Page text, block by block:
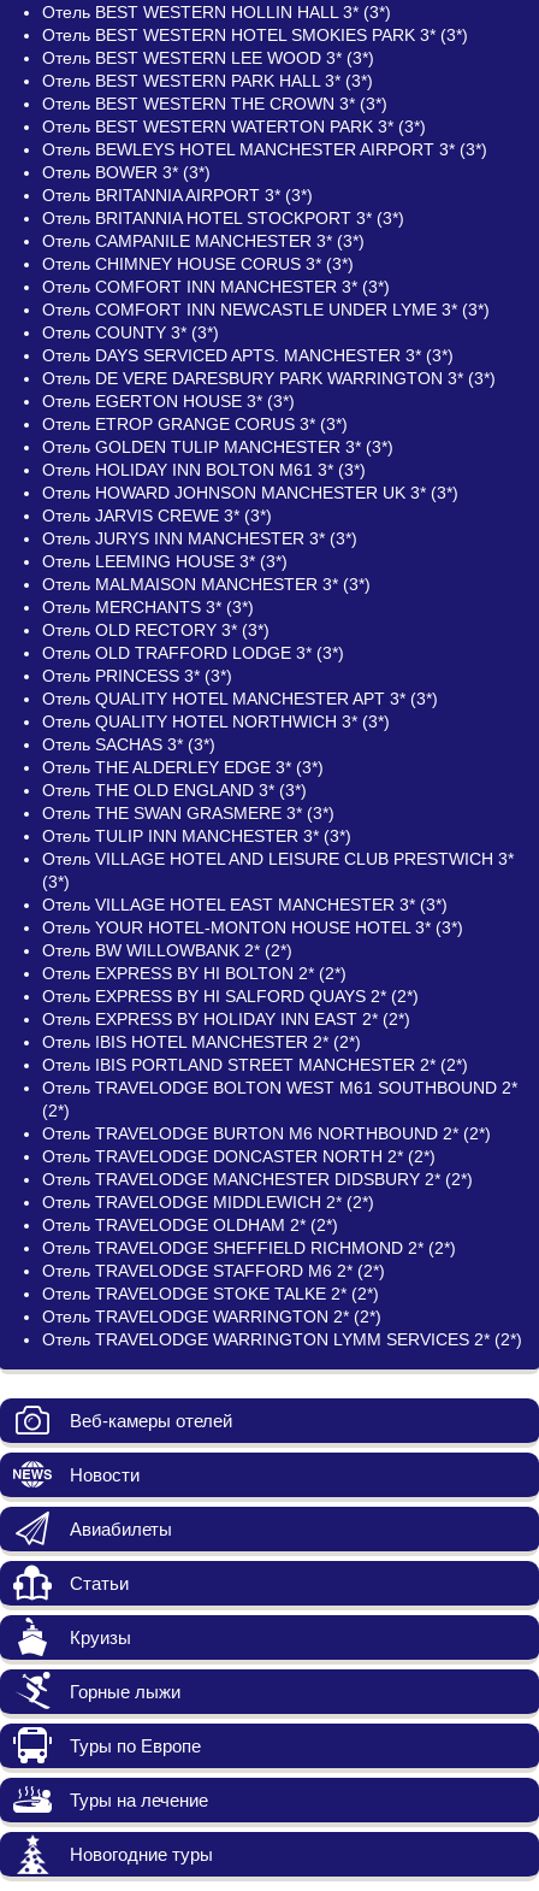
Отель BEST WESTERN HOLLIN HALL 3* (3*)
Отель BEST WESTERN HOTEL SMOKIES PARK 3* (3*)
Отель BEST WESTERN LEE WOOD 3* (3*)
Отель BEST WESTERN PARK HALL 3* (3*)
Отель BEST WESTERN THE CROWN 3* (3*)
Отель BEST WESTERN WATERTON PARK 3* (3*)
Отель BEWLEYS HOTEL MANCHESTER AIRPORT 3* (3*)
Отель BOWER 3* (3*)
Отель BRITANNIA AIRPORT 3* (3*)
Отель BRITANNIA HOTEL STOCKPORT 3* (3*)
Отель CAMPANILE MANCHESTER 3* (3*)
Отель CHIMNEY HOUSE CORUS 3* (3*)
Отель COMFORT INN MANCHESTER 3* (3*)
Отель COMFORT INN NEWCASTLE UNDER LYME 3* (3*)
Отель COUNTY 3* (3*)
Отель DAYS SERVICED APTS. MANCHESTER 3* (3*)
Отель DE VERE DARESBURY PARK WARRINGTON 3* (3*)
Отель EGERTON HOUSE 3* (3*)
Отель ETROP GRANGE CORUS 3* (3*)
Отель GOLDEN TULIP MANCHESTER 3* (3*)
Отель HOLIDAY INN BOLTON M61 3* (3*)
Отель HOWARD JOHNSON MANCHESTER UK 3* (3*)
Отель JARVIS CREWE 3* (3*)
Отель JURYS INN MANCHESTER 3* (3*)
Отель LEEMING HOUSE 3* (3*)
Отель MALMAISON MANCHESTER 3* (3*)
Отель MERCHANTS 3* (3*)
Отель OLD RECTORY 3* (3*)
Отель OLD TRAFFORD LODGE 3* (3*)
Отель PRINCESS 3* (3*)
Отель QUALITY HOTEL MANCHESTER APT 3* (3*)
Отель QUALITY HOTEL NORTHWICH 3* (3*)
Отель SACHAS 3* (3*)
Отель THE ALDERLEY EDGE 3* (3*)
Отель THE OLD ENGLAND 3* (3*)
Отель THE SWAN GRASMERE 3* (3*)
Отель TULIP INN MANCHESTER 3* (3*)
Отель VILLAGE HOTEL AND LEISURE CLUB PRESTWICH 3*
(3*)
Отель VILLAGE HOTEL EAST MANCHESTER 3* (3*)
Отель YOUR HOTEL-MONTON HOUSE HOTEL 3* (3*)
Отель BW WILLOWBANK 2* (2*)
Отель EXPRESS BY HI BOLTON 2* (2*)
Отель EXPRESS BY HI SALFORD QUAYS 2* (2*)
Отель EXPRESS BY HOLIDAY INN EAST 2* (2*)
Отель IBIS HOTEL MANCHESTER 2* (2*)
Отель IBIS PORTLAND STREET MANCHESTER 2* (2*)
Отель TRAVELODGE BOLTON WEST M61 SOUTHBOUND 2*
(2*)
Отель TRAVELODGE BURTON M6 NORTHBOUND 2* (2*)
Отель TRAVELODGE DONCASTER NORTH 2* (2*)
Отель TRAVELODGE MANCHESTER DIDSBURY 2* (2*)
Отель TRAVELODGE MIDDLEWICH 2* (2*)
Отель TRAVELODGE OLDHAM 2* (2*)
Отель TRAVELODGE SHEFFIELD RICHMOND 2* (2*)
Отель TRAVELODGE STAFFORD M6 2* (2*)
Отель TRAVELODGE STOKE TALKE 2* (2*)
Отель TRAVELODGE WARRINGTON 2* (2*)
Отель TRAVELODGE WARRINGTON LYMM SERVICES 2* (2*)
Веб-камеры отелей
Новости
Авиабилеты
Статьи
Круизы
Горные лыжи
Туры по Европе
Туры на лечение
Новогодние туры